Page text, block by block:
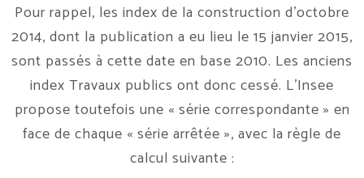
Pour rappel, les index de la construction d’octobre
2014, dont la publication a eu lieu le 15 janvier 2015,
sont passés à cette date en base 2010. Les anciens
index Travaux publics ont donc cessé. L’Insee
propose toutefois une « série correspondante » en
face de chaque « série arrêtée », avec la règle de
calcul suivante :